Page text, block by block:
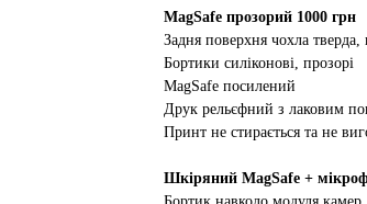
MagSafe прозорий 1000 грн
Задня поверхня чохла тверда,
Бортики силіконові, прозорі
MagSafe посилений
Друк рельєфний з лаковим
Принт не стирається та не
Шкіряний MagSafe +